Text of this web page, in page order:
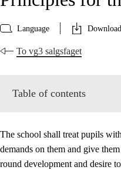
Language Download
To vg3 salgsfaget
Table of contents
The school shall treat pupils
demands on them and give
round development and desire